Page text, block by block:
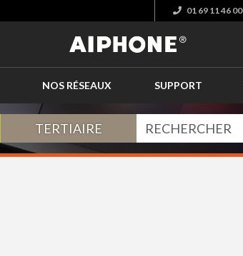
01 69 11 46 00
NOS RÉSEAUX SUPPORT
TERTIAIRE